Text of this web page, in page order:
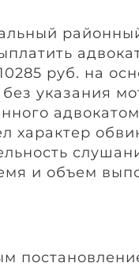
руб. на
указания
характер
и объем